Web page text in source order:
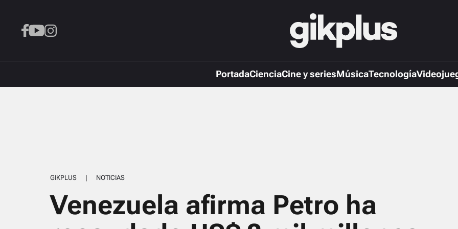
PortadaCienciaCine y seriesMúsicaTecnología
GIKPLUS | NOTICIAS
Venezuela afirma Petro ha